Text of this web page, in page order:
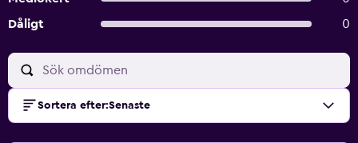
Dåligt
0
Sortera efter:Senaste